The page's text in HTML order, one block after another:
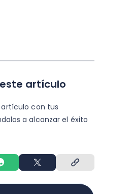
artículo
con tus
a alcanzar el éxito